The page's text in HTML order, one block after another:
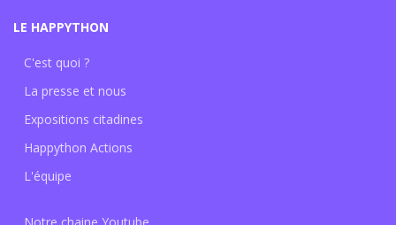
LE HAPPYTHON
C'est quoi ?
La presse et nous
Expositions citadines
Happython Actions
L'équipe